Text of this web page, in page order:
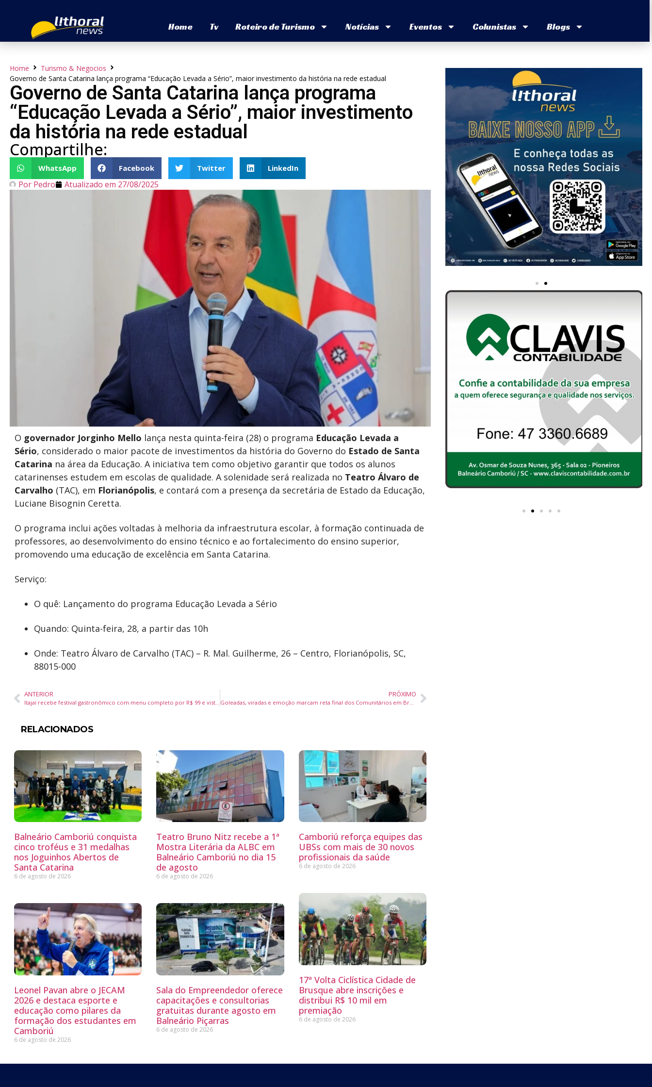
Home Tv Roteiro de Turismo Notícias Eventos Colunistas Blogs
Home
Turismo & Negocios
Governo de Santa Catarina lança programa “Educação Levada a Sério”, maior investimento da história na rede estadual
Governo de Santa Catarina lança programa
“Educação Levada a Sério”, maior investimento
da história na rede estadual
Compartilhe:
WhatsApp Facebook Twitter LinkedIn
Por Pedro Atualizado em 27/08/2025
O governador Jorginho Mello lança nesta quinta-feira (28) o programa Educação Levada a
Sério, considerado o maior pacote de investimentos da história do Governo do Estado de Santa
Catarina na área da Educação. A iniciativa tem como objetivo garantir que todos os alunos
catarinenses estudem em escolas de qualidade. A solenidade será realizada no Teatro Álvaro de
Carvalho (TAC), em Florianópolis, e contará com a presença da secretária de Estado da Educação,
Luciane Bisognin Ceretta.
O programa inclui ações voltadas à melhoria da infraestrutura escolar, à formação continuada de
professores, ao desenvolvimento do ensino técnico e ao fortalecimento do ensino superior,
promovendo uma educação de excelência em Santa Catarina.
Serviço:
O quê: Lançamento do programa Educação Levada a Sério
Quando: Quinta-feira, 28, a partir das 10h
Onde: Teatro Álvaro de Carvalho (TAC) – R. Mal. Guilherme, 26 – Centro, Florianópolis, SC,
88015-000
ANTERIOR
Itajaí recebe festival gastronômico com menu completo por R$ 99 e vista para o mar
PRÓXIMO
Goleadas, viradas e emoção marcam reta final dos Comunitários em Brusque
RELACIONADOS
Balneário Camboriú conquista
cinco troféus e 31 medalhas
nos Joguinhos Abertos de
Santa Catarina
6 de agosto de 2026
Teatro Bruno Nitz recebe a 1ª
Mostra Literária da ALBC em
Balneário Camboriú no dia 15
de agosto
6 de agosto de 2026
Camboriú reforça equipes das
UBSs com mais de 30 novos
profissionais da saúde
6 de agosto de 2026
Leonel Pavan abre o JECAM
2026 e destaca esporte e
educação como pilares da
formação dos estudantes em
Camboriú
6 de agosto de 2026
Sala do Empreendedor oferece
capacitações e consultorias
gratuitas durante agosto em
Balneário Piçarras
6 de agosto de 2026
17ª Volta Ciclística Cidade de
Brusque abre inscrições e
distribui R$ 10 mil em
premiação
6 de agosto de 2026